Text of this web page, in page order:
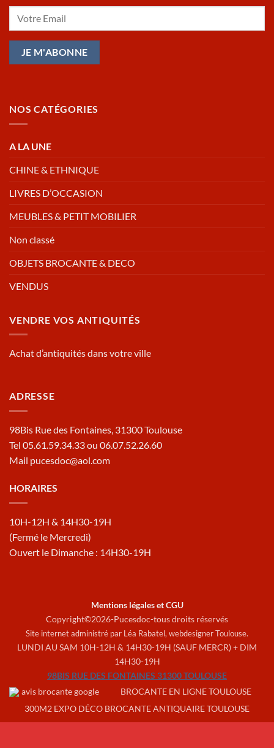
NOS CATÉGORIES
A LA UNE
CHINE & ETHNIQUE
LIVRES D’OCCASION
MEUBLES & PETIT MOBILIER
Non classé
OBJETS BROCANTE & DECO
VENDUS
VENDRE VOS ANTIQUITÉS
Achat d’antiquités dans votre ville
ADRESSE
98Bis Rue des Fontaines, 31300 Toulouse
Tel 05.61.59.34.33 ou 06.07.52.26.60
Mail pucesdoc@aol.com
HORAIRES
10H-12H & 14H30-19H
(Fermé le Mercredi)
Ouvert le Dimanche : 14H30-19H
Mentions légales et CGU
Copyright©2026-Pucesdoc-tous droits réservés
Site internet administré par Léa Rabatel, webdesigner Toulouse.
LUNDI AU SAM 10H-12H & 14H30-19H (SAUF MERCR) + DIM
14H30-19H
98BIS RUE DES FONTAINES 31300 TOULOUSE
BROCANTE EN LIGNE TOULOUSE
300M2 EXPO DÉCO BROCANTE ANTIQUAIRE TOULOUSE